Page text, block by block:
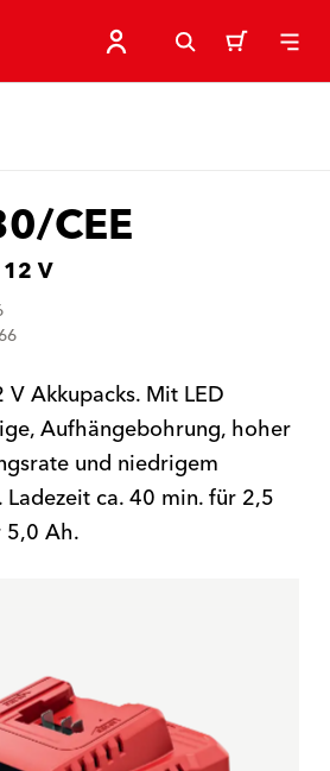
CEE
V
Akkupacks. Mit LED
Aufhängebohrung, hoher
und niedrigem
ca. 40 min. für 2,5
5,0 Ah.